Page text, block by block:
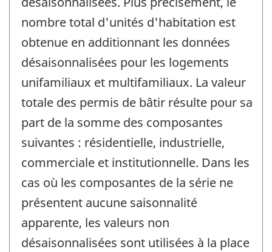
nombre total d'unités d'habitation est
obtenue en additionnant les données
désaisonnalisées pour les logements
unifamiliaux et multifamiliaux. La valeur
totale des permis de bâtir résulte pour sa
part de la somme des composantes
suivantes : résidentielle, industrielle,
commerciale et institutionnelle. Dans les
cas où les composantes de la série ne
présentent aucune saisonnalité
apparente, les valeurs non
désaisonnalisées sont utilisées à la place